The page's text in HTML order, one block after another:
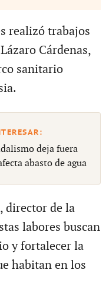
realizó trabajos
Cárdenas,
sanitario
deja fuera
abasto de agua
director de la
labores buscan
y fortalecer la
habitan en los